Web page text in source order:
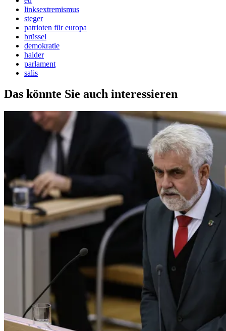
linksextremismus
steger
patrioten für europa
brüssel
demokratie
haider
parlament
salis
Das könnte Sie auch interessieren